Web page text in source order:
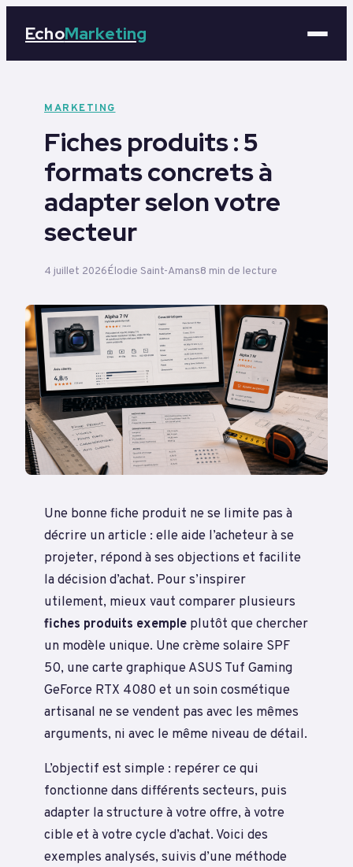
EchoMarketing
Business
Éducation
MARKETING
Fiches produits : 5
formats concrets à
adapter selon votre
secteur
4 juillet 2026Élodie Saint-Amans8 min de lecture
Une bonne fiche produit ne se limite pas à
décrire un article : elle aide l’acheteur à se
projeter, répond à ses objections et facilite
la décision d’achat. Pour s’inspirer
utilement, mieux vaut comparer plusieurs
fiches produits exemple plutôt que chercher
un modèle unique. Une crème solaire SPF
50, une carte graphique ASUS Tuf Gaming
GeForce RTX 4080 et un soin cosmétique
artisanal ne se vendent pas avec les mêmes
arguments, ni avec le même niveau de détail.
L’objectif est simple : repérer ce qui
fonctionne dans différents secteurs, puis
adapter la structure à votre offre, à votre
cible et à votre cycle d’achat. Voici des
exemples analysés, suivis d’une méthode